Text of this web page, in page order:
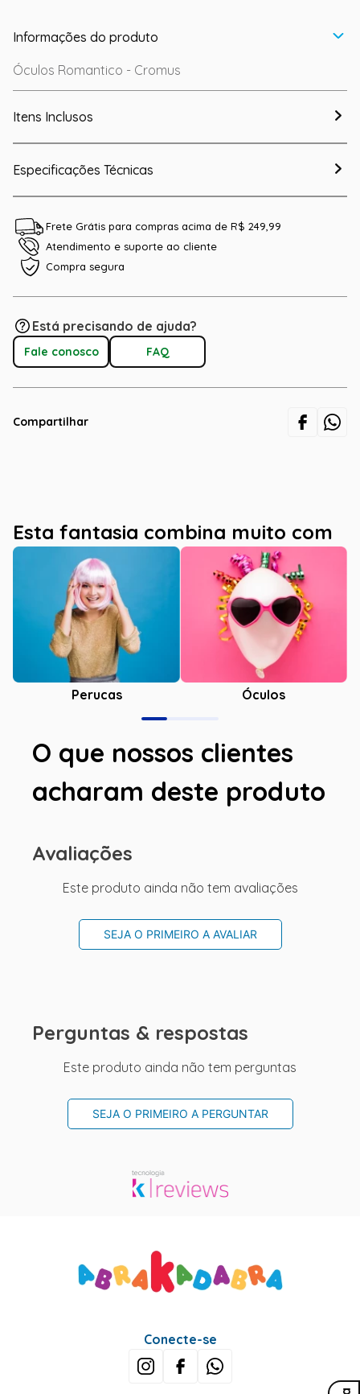
Informações do produto
Óculos Romantico - Cromus
Itens Inclusos
Especificações Técnicas
Frete Grátis para compras acima de R$ 249,99
Atendimento e suporte ao cliente
Compra segura
Está precisando de ajuda?
Fale conosco FAQ
Compartilhar
Esta fantasia combina muito com
Perucas Óculos
O que nossos clientes
acharam deste produto
Avaliações
Este produto ainda não tem avaliações
SEJA O PRIMEIRO A AVALIAR
Perguntas & respostas
Este produto ainda não tem perguntas
SEJA O PRIMEIRO A PERGUNTAR
Conecte-se